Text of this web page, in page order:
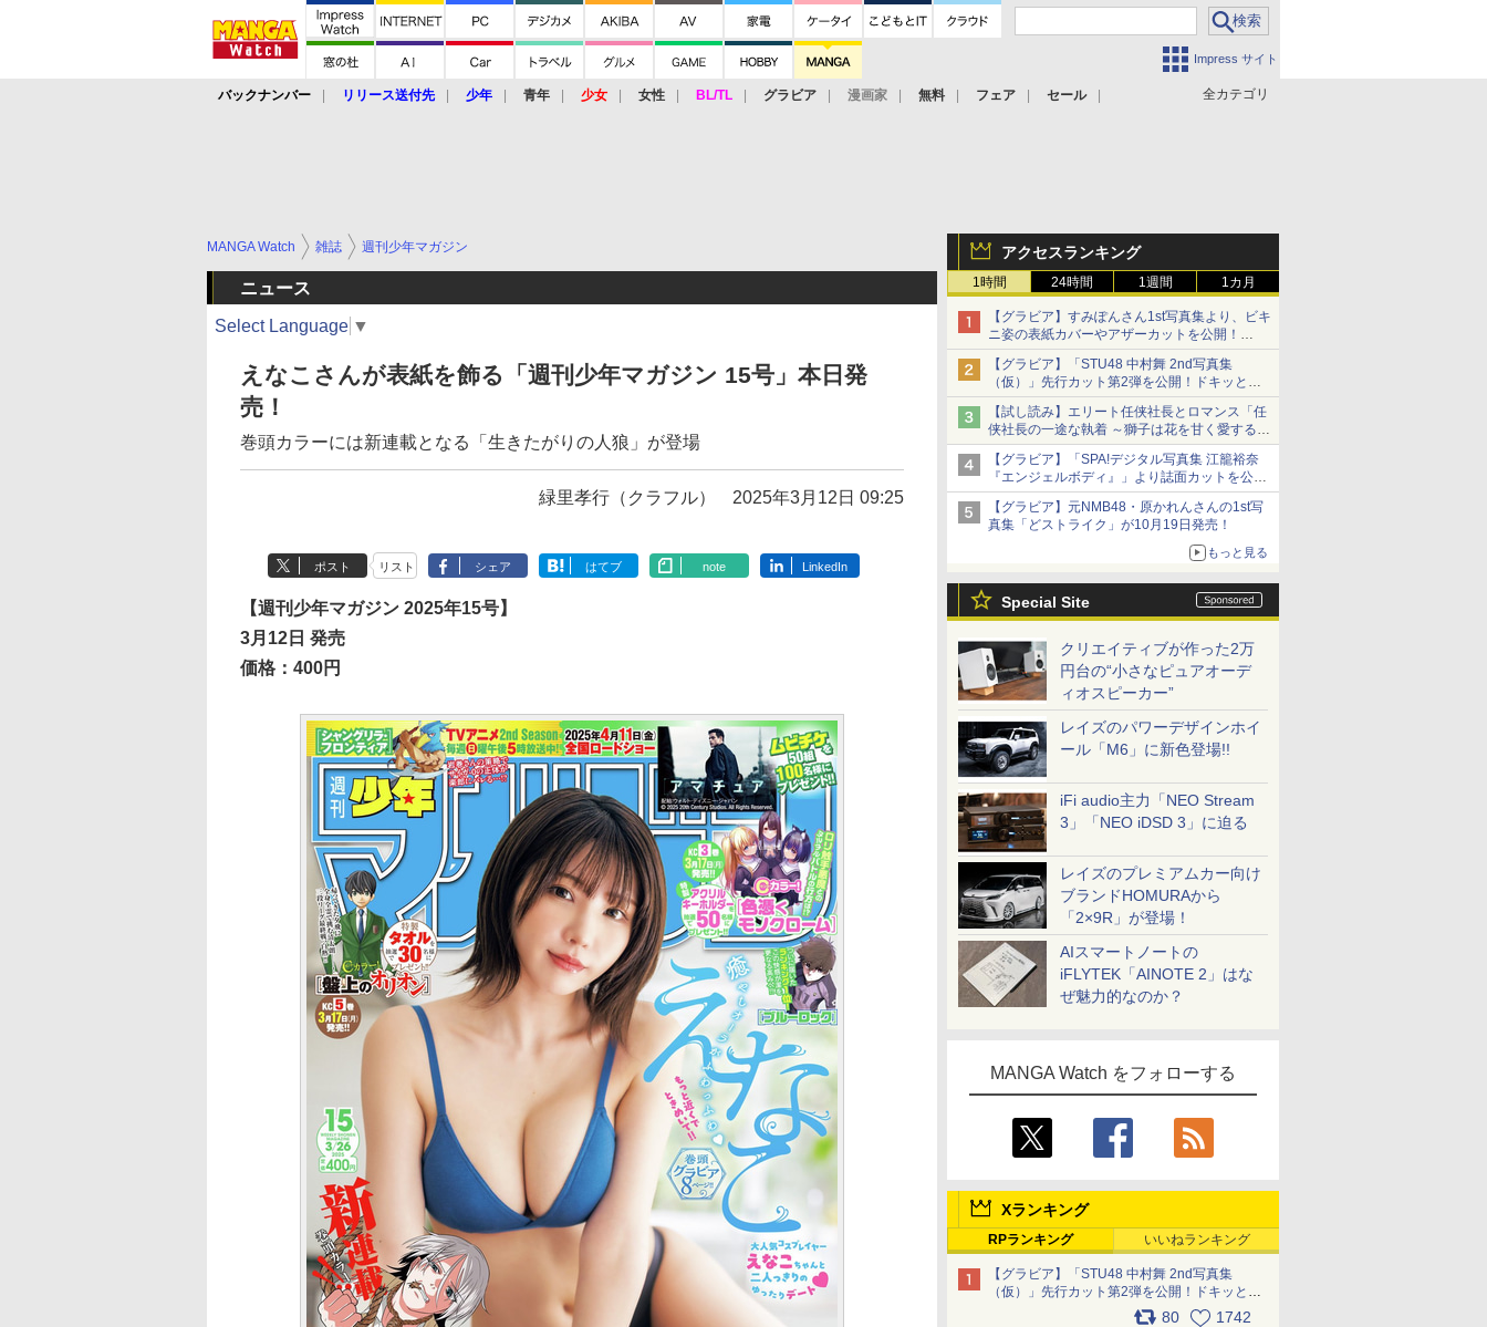
Impress サイト
全カテゴリ
バックナンバー リリース送付先 少年 青年 少女 女性 BL/TL グラビア 漫画家 無料 フェア セール
アクセスランキング
1時間 24時間 1週間 1カ月
【グラビア】すみぽんさん1st写真集より、ビキ
ニ姿の表紙カバーやアザーカットを公開！
タイトルは「offcourt（オフコート）」に決定
【グラビア】「STU48 中村舞 2nd写真集
（仮）」先行カット第2弾を公開！ドキッとす
るランジェリーカットなど新たな挑戦
【試し読み】エリート任侠社長とロマンス「任
侠社長の一途な執着 ～獅子は花を甘く愛する
～」をメチャコミで先行配信開始
【グラビア】「SPA!デジタル写真集 江籠裕奈
『エンジェルボディ』」より誌面カットを公
開！
【グラビア】元NMB48・原かれんさんの1st写
真集「どストライク」が10月19日発売！
もっと見る
Special Site
クリエイティブが作った2万
円台の“小さなピュアオーデ
ィオスピーカー”
レイズのパワーデザインホイ
ール「M6」に新色登場!!
iFi audio主力「NEO Stream
3」「NEO iDSD 3」に迫る
レイズのプレミアムカー向け
ブランドHOMURAから
「2×9R」が登場！
AIスマートノートの
iFLYTEK「AINOTE 2」はな
ぜ魅力的なのか？
MANGA Watch をフォローする
Xランキング
RPランキング いいねランキング
【グラビア】「STU48 中村舞 2nd写真集
（仮）」先行カット第2弾を公開！ドキッとす
るランジェリーカットなど新たな挑戦
80 1742
MANGA Watch 雑誌 週刊少年マガジン
ニュース
Select Language ▼
えなこさんが表紙を飾る「週刊少年マガジン 15号」本日発
売！
巻頭カラーには新連載となる「生きたがりの人狼」が登場
緑里孝行（クラフル） 2025年3月12日 09:25
ポスト リスト シェア はてブ note LinkedIn
【週刊少年マガジン 2025年15号】
3月12日 発売
価格：400円